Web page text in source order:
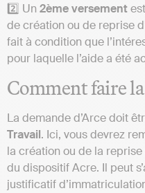
2️⃣ Un 2ème versement
de création ou de reprise
fait à condition que
pour laquelle l’aide a été
Comment faire
La demande d’Arce doit
Travail. Ici, vous devrez
la création ou de la
du dispositif Acre. Il peut
justificatif